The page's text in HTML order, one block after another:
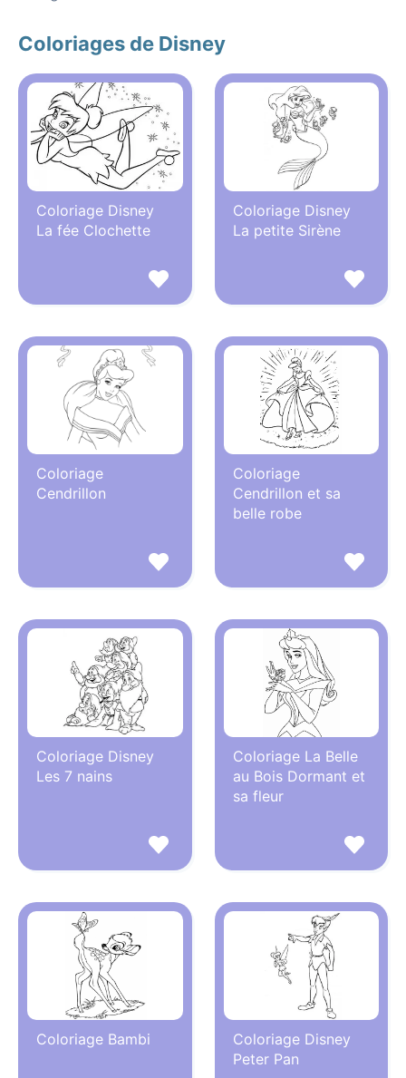
Coloriages de Disney
Coloriage Disney
La fée Clochette
Coloriage Disney
La petite Sirène
Coloriage
Cendrillon
Coloriage
Cendrillon et sa
belle robe
Coloriage Disney
Les 7 nains
Coloriage La Belle
au Bois Dormant et
sa fleur
Coloriage Bambi
Coloriage Disney
Peter Pan